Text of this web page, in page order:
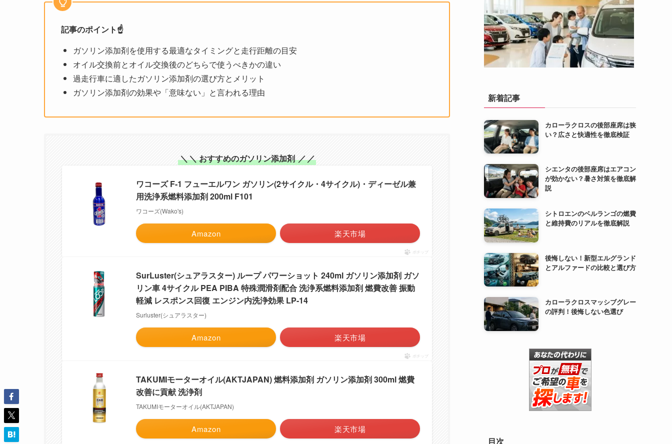
記事のポイント☝️
ガソリン添加剤を使用する最適なタイミングと走行距離の目安
オイル交換前とオイル交換後のどちらで使うべきかの違い
過走行車に適したガソリン添加剤の選び方とメリット
ガソリン添加剤の効果や「意味ない」と言われる理由
＼＼ おすすめのガソリン添加剤／／
ワコーズ F-1 フューエルワン ガソリン(2サイクル・4サイクル)・ディーゼル兼
用洗浄系燃料添加剤 200ml F101
ワコーズ(Wako's)
Amazon 楽天市場
ポチップ
SurLuster(シュアラスター) ループ パワーショット 240ml ガソリン添加剤 ガソ
リン車 4サイクル PEA PIBA 特殊潤滑剤配合 洗浄系燃料添加剤 燃費改善 振動
軽減 レスポンス回復 エンジン内洗浄効果 LP-14
Surluster(シュアラスター)
Amazon 楽天市場
ポチップ
TAKUMIモーターオイル(AKTJAPAN) 燃料添加剤 ガソリン添加剤 300ml 燃費
改善に貢献 洗浄剤
TAKUMIモーターオイル(AKTJAPAN)
Amazon 楽天市場
新着記事
カローラクロスの後部座席は狭
い？広さと快適性を徹底検証
シエンタの後部座席はエアコン
が効かない？暑さ対策を徹底解
説
シトロエンのベルランゴの燃費
と維持費のリアルを徹底解説
後悔しない！新型エルグランド
とアルファードの比較と選び方
カローラクロスマッシブグレー
の評判！後悔しない色選び
目次